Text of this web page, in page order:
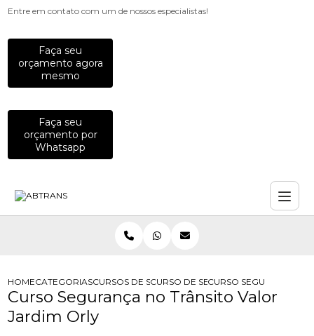
Entre em contato com um de nossos especialistas!
Faça seu
orçamento agora
mesmo
Faça seu
orçamento por
Whatsapp
HOMECATEGORIASCURSOS DE SEGURANCA NO TRANSITO
CURSO DE SEGURANCA NO
CURSO SEGURANCA
Curso Segurança no Trânsito Valor
Jardim Orly